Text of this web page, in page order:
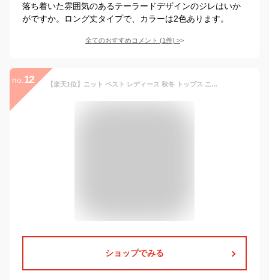
落ち着いた雰囲気のあるテーラードデザインのジレはいか
がですか。ロング丈タイプで、カラーは2色あります。
全てのおすすめコメント (1件) >
no. 12 【楽天1位】ニット ベスト レディース 秋冬 トップス ニットベスト 大きいサイズ タンクトップ 重ね着 ノースリーブ プルオーバー 無地 タンク レイヤード ニットタンクトップ レイヤード風 きれいめ 大人可愛い 20代 30代 40代
ショップでみる